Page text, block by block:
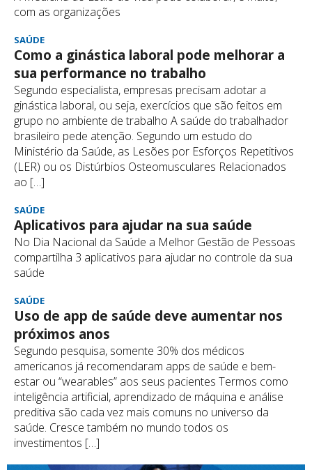
com as organizações
SAÚDE
Como a ginástica laboral pode melhorar a
sua performance no trabalho
Segundo especialista, empresas precisam adotar a
ginástica laboral, ou seja, exercícios que são feitos em
grupo no ambiente de trabalho A saúde do trabalhador
brasileiro pede atenção. Segundo um estudo do
Ministério da Saúde, as Lesões por Esforços Repetitivos
(LER) ou os Distúrbios Osteomusculares Relacionados
ao […]
SAÚDE
Aplicativos para ajudar na sua saúde
No Dia Nacional da Saúde a Melhor Gestão de Pessoas
compartilha 3 aplicativos para ajudar no controle da sua
saúde
SAÚDE
Uso de app de saúde deve aumentar nos
próximos anos
Segundo pesquisa, somente 30% dos médicos
americanos já recomendaram apps de saúde e bem-
estar ou “wearables” aos seus pacientes Termos como
inteligência artificial, aprendizado de máquina e análise
preditiva são cada vez mais comuns no universo da
saúde. Cresce também no mundo todos os
investimentos […]